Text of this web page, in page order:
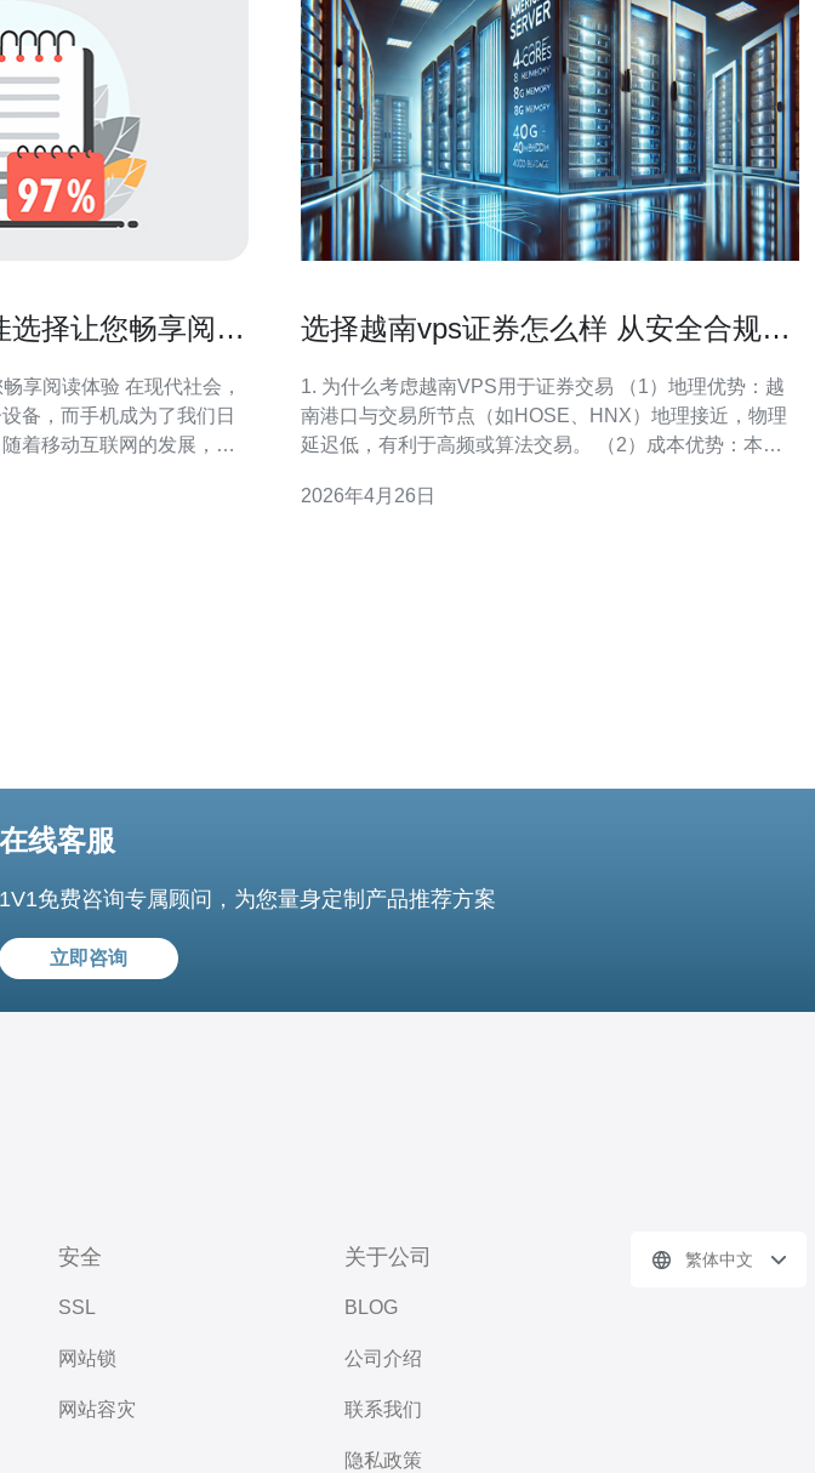
择让您畅享阅读
验 在现代社会，
备，而手机成为了我们日
着移动互联网的发展，电
阅读服务。这种服务不仅提
选择越南vps证券怎么样 从安全合规到
1. 为什么考虑越南VPS用于证券交易 （1）地理优势：越
南港口与交易所节点（如HOSE、HNX）地理接近，物理
延迟低，有利于高频或算法交易。 （2）成本优势：本地
可低于同等国际机房20%~40%。 （3）合规便利：在越南
2026年4月26日
在线客服
1V1免费咨询专属顾问，为您量身定制产品推荐方案
立即咨询
安全
SSL
网站锁
网站容灾
关于公司
BLOG
公司介绍
联系我们
隐私政策
繁体中文